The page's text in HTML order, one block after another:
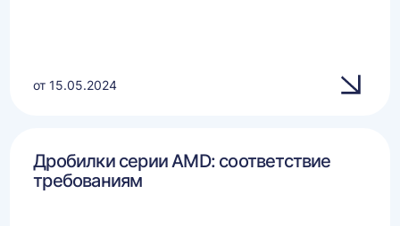
от 15.05.2024
Дробилки серии AMD: соответствие
требованиям